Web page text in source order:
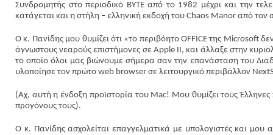
Συνδρομητής στο περιοδικό BYTE από το 1982 μέχρι και την
κατάγεται και η στήλη – ελληνική εκδοχή του Chaos Manor από
Ο κ. Πανίδης μου θυμίζει ότι «το περιβόητο OFFICE της Microsoft
άγνωστους νεαρούς επιστήμονες σε Apple II, και άλλαξε στην
το οποίο όλοι μας βιώνουμε σήμερα σαν την επανάσταση του
υλοποίησε τον πρώτο web browser σε λειτουργικό περιβάλλον
(Αχ, αυτή η ένδοξη προϊστορία του Mac! Μου θυμίζει τους Έλληνες
προγόνους τους).
Ο κ. Πανίδης ασχολείται επαγγελματικά με υπολογιστές και